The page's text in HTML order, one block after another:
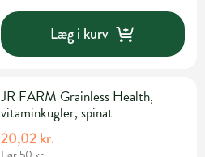
Læg i kurv
JR FARM Grainless Health,
vitaminkugler, spinat
20,02 kr.